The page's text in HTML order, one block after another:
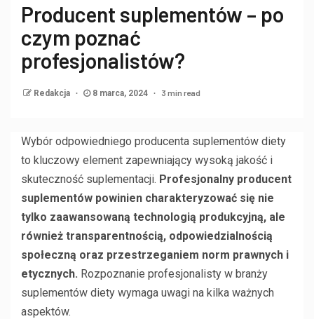
Producent suplementów – po
czym poznać
profesjonalistów?
Redakcja 8 marca, 2024 3 min read
Wybór odpowiedniego producenta suplementów diety
to kluczowy element zapewniający wysoką jakość i
skuteczność suplementacji. Profesjonalny producent
suplementów powinien charakteryzować się nie
tylko zaawansowaną technologią produkcyjną, ale
również transparentnością, odpowiedzialnością
społeczną oraz przestrzeganiem norm prawnych i
etycznych. Rozpoznanie profesjonalisty w branży
suplementów diety wymaga uwagi na kilka ważnych
aspektów.